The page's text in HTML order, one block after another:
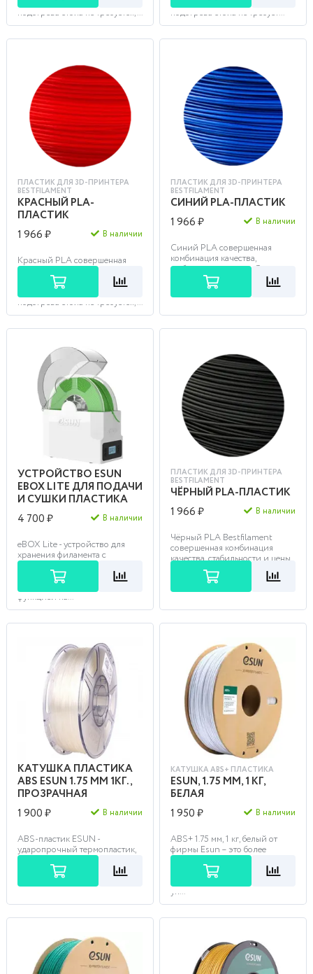
подогрева стола не требуется,... подогрева стола не требует...
ПЛАСТИК ДЛЯ 3D-ПРИНТЕРА
BESTFILAMENT
КРАСНЫЙ PLA-
ПЛАСТИК
1 966 ₽
В наличии
Красный PLA совершенная
комбинация качества,
стабильности и цены. Этим
филаментом легко печатать,
подогрева стола не требуется,...
ПЛАСТИК ДЛЯ 3D-ПРИНТЕРА
BESTFILAMENT
СИНИЙ PLA-ПЛАСТИК
1 966 ₽
В наличии
Синий PLA совершенная
комбинация качества,
стабильности и цены. Этим
филаментом легко печатать,
подогрева стола не требуется,
п...
УСТРОЙСТВО ESUN
EBOX LITE ДЛЯ ПОДАЧИ
И СУШКИ ПЛАСТИКА
4 700 ₽
В наличии
eBOX Lite - устройство для
хранения филамента с
постоянной температурой и
влажностью, влаго- и
пыленепроницаемое, с
функцией на...
ПЛАСТИК ДЛЯ 3D-ПРИНТЕРА
BESTFILAMENT
ЧЁРНЫЙ PLA-ПЛАСТИК
1 966 ₽
В наличии
Чёрный PLA Bestfilament
совершенная комбинация
качества, стабильности и цены.
Этим филаментом легко
печатать, подогрева стола н...
КАТУШКА ПЛАСТИКА
ABS ESUN 1.75 ММ 1КГ.,
ПРОЗРАЧНАЯ
1 900 ₽
В наличии
ABS-пластик ESUN -
ударопрочный термопластик,
обладающий коррозийной
стойкостью и термостойкостью.
Лёгок в постобработке. Хорош...
КАТУШКА ABS+ ПЛАСТИКА
ESUN, 1.75 ММ, 1 КГ,
БЕЛАЯ
1 950 ₽
В наличии
ABS+ 1.75 мм, 1 кг, белый от
фирмы Esun – это более
плотный модифицированный
пластик типа ABS,
отличающийся повышенной
уп...